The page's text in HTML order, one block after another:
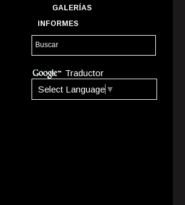
GALERÍAS
INFORMES
Traductor
Select Language ▼